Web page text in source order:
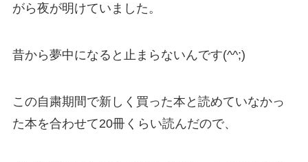
がら夜が明けていました。
昔から夢中になると止まらないんです(^^;)
この自粛期間で新しく買った本と読めていなかっ
た本を合わせて20冊くらい読んだので、